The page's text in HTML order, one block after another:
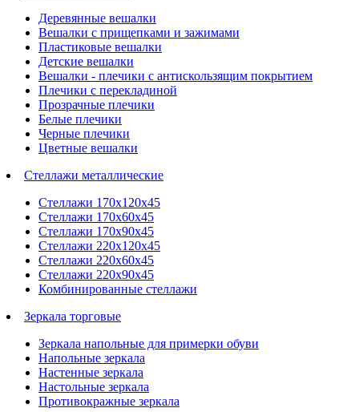
Деревянные вешалки
Вешалки с прищепками и зажимами
Пластиковые вешалки
Детские вешалки
Вешалки - плечики с антискользящим покрытием
Плечики с перекладиной
Прозрачные плечики
Белые плечики
Черные плечики
Цветные вешалки
Стеллажи металлические
Стеллажи 170х120х45
Стеллажи 170х60х45
Стеллажи 170х90х45
Стеллажи 220х120х45
Стеллажи 220х60х45
Стеллажи 220х90х45
Комбинированные стеллажи
Зеркала торговые
Зеркала напольные для примерки обуви
Напольные зеркала
Настенные зеркала
Настольные зеркала
Противокражные зеркала